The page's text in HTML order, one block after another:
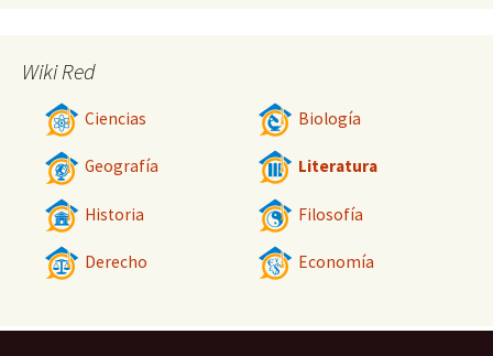
Wiki Red
Ciencias Biología
Geografía Literatura
Historia Filosofía
Derecho Economía